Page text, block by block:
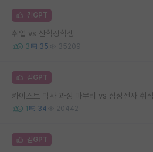
김GPT
취업 vs 산학장학생
3 35 35209
김GPT
카이스트 박사 과정 마무리 vs 삼성전자 취직
1 34 20442
김GPT